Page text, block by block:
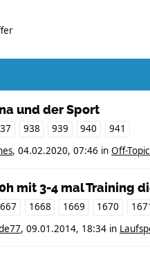
und der Sport
938 939 940
941
, 04.02.2020, 07:46 in Off-
mit 3-4 mal Training
1668 1669 1670
, 09.01.2014, 18:34 in